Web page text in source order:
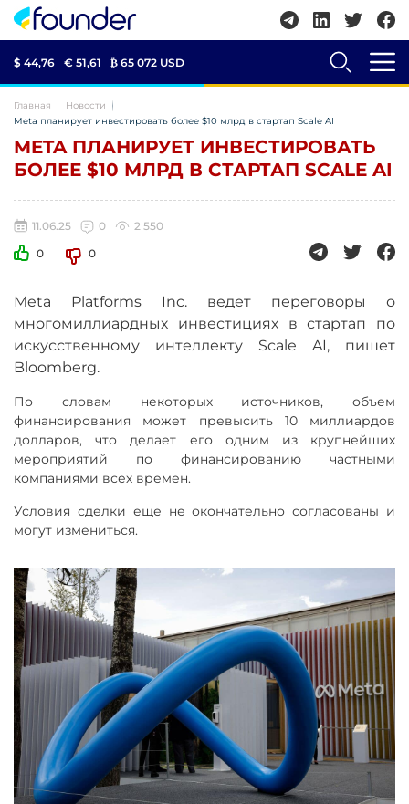
$ 44,76 € 51,61 ₿ 65 072 USD
Главная
Новости
Meta планирует инвестировать более $10 млрд в стартап Scale AI
META ПЛАНИРУЕТ ИНВЕСТИРОВАТЬ
БОЛЕЕ $10 МЛРД В СТАРТАП SCALE AI
11.06.25 0
2 550
0
0
Meta Platforms Inc. ведет переговоры о
многомиллиардных инвестициях в стартап по
искусственному интеллекту Scale AI, пишет
Bloomberg.
По словам некоторых источников, объем
финансирования может превысить 10 миллиардов
долларов, что делает его одним из крупнейших
мероприятий по финансированию частными
компаниями всех времен.
Условия сделки еще не окончательно согласованы и
могут измениться.